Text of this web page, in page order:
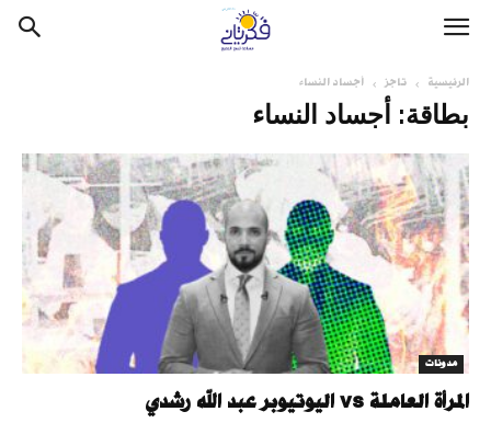
الرئيسية تاجز أجساد النساء
بطاقة: أجساد النساء
مدونات
المرأة العاملة vs اليوتيوبر عبد الله رشدي